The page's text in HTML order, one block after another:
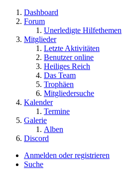
Dashboard
Forum
Unerledigte Hilfethemen
Mitglieder
Letzte Aktivitäten
Benutzer online
Heiliges Reich
Das Team
Trophäen
Mitgliedersuche
Kalender
Termine
Galerie
Alben
Discord
Anmelden oder registrieren
Suche